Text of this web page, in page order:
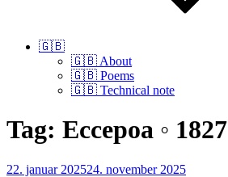
🇬🇧
🇬🇧 About
🇬🇧 Poems
🇬🇧 Technical note
Tag: Eccepoa ◦ 1827
Udgivet
22. januar 202524. november 2025